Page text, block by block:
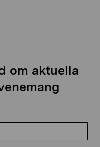
om aktuella